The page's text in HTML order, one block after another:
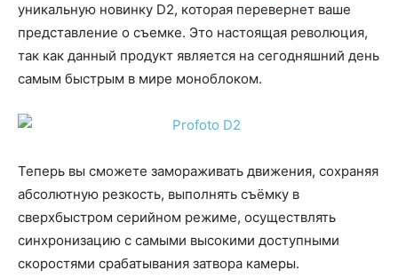
уникальную новинку D2, которая перевернет ваше
представление о съемке. Это настоящая революция,
так как данный продукт является на сегодняшний день
самым быстрым в мире моноблоком.
Теперь вы сможете замораживать движения, сохраняя
абсолютную резкость, выполнять съёмку в
сверхбыстром серийном режиме, осуществлять
синхронизацию с самыми высокими доступными
скоростями срабатывания затвора камеры.